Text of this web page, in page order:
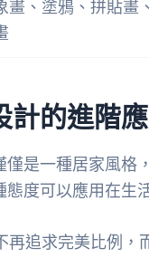
畫、塗鴉、拼貼畫
計的進階
僅是一種居家風
度可以應用在生
再追求完美比例，